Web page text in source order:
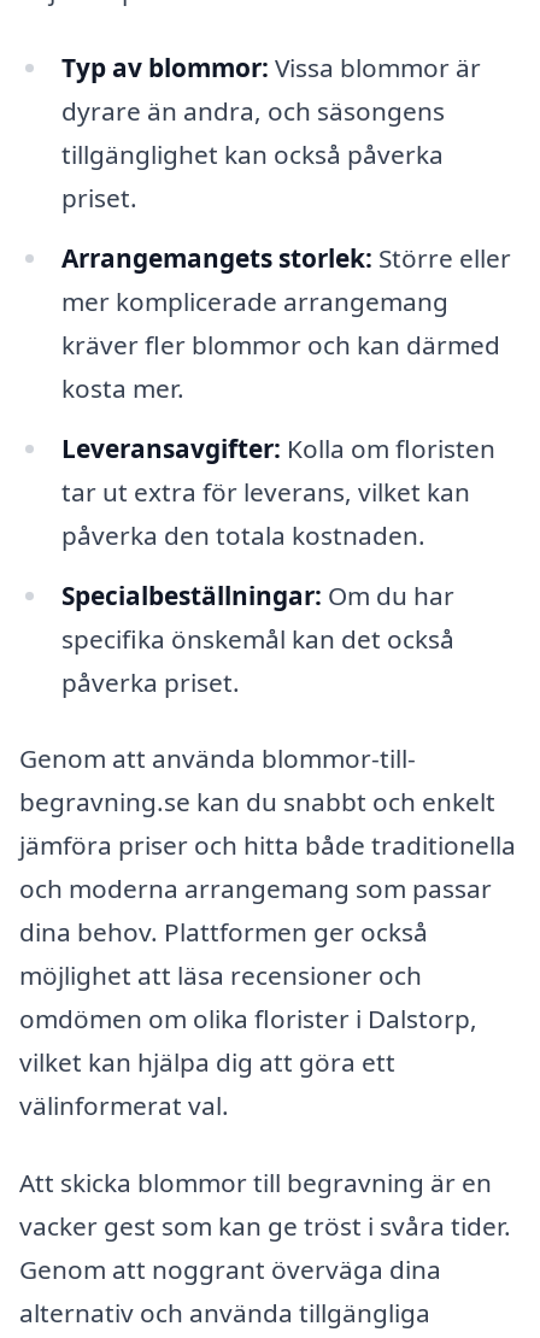
Typ av blommor: Vissa blommor är
dyrare än andra, och säsongens
tillgänglighet kan också påverka
priset.
Arrangemangets storlek: Större eller
mer komplicerade arrangemang
kräver fler blommor och kan därmed
kosta mer.
Leveransavgifter: Kolla om floristen
tar ut extra för leverans, vilket kan
påverka den totala kostnaden.
Specialbeställningar: Om du har
specifika önskemål kan det också
påverka priset.
Genom att använda blommor-till-
begravning.se kan du snabbt och enkelt
jämföra priser och hitta både traditionella
och moderna arrangemang som passar
dina behov. Plattformen ger också
möjlighet att läsa recensioner och
omdömen om olika florister i Dalstorp,
vilket kan hjälpa dig att göra ett
välinformerat val.
Att skicka blommor till begravning är en
vacker gest som kan ge tröst i svåra tider.
Genom att noggrant överväga dina
alternativ och använda tillgängliga